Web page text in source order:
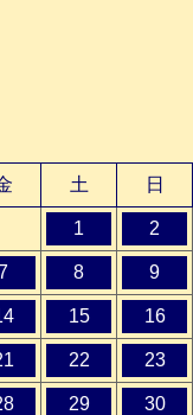
土 日
1 2
8 9
15 16
22 23
29 30